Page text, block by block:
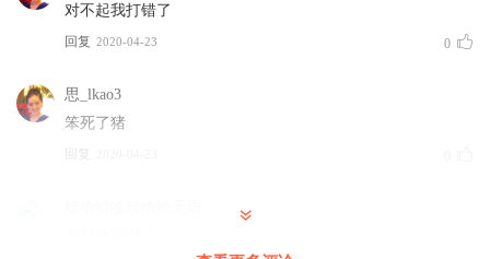
对不起我打错了
回复 2020-04-23 0
思_lkao3
笨死了猪
回复